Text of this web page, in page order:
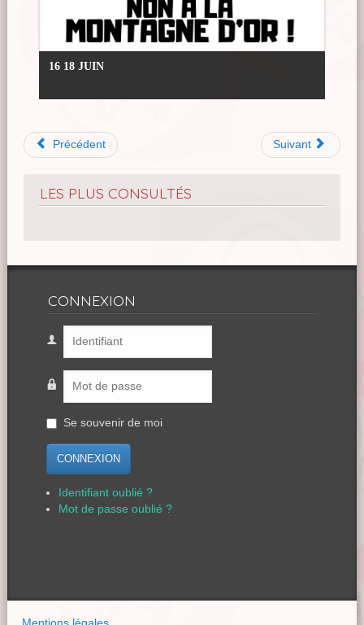
16 18 JUIN
Précédent Suivant
LES PLUS CONSULTÉS
CONNEXION
Se souvenir de moi
CONNEXION
Identifiant oublié ?
Mot de passe oublié ?